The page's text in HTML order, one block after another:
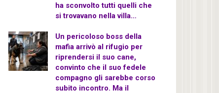
ha sconvolto tutti quelli che
si trovavano nella villa…
Un pericoloso boss della
mafia arrivò al rifugio per
riprendersi il suo cane,
convinto che il suo fedele
compagno gli sarebbe corso
subito incontro. Ma il